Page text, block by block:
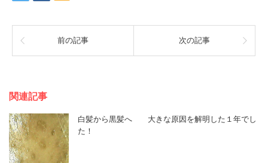
前の記事 次の記事
関連記事
白髪から黒髪へ 大きな原因を解明した１年でし
た！